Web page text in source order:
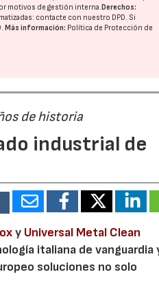
motivos de gestión interna. Derechos:
contacte con nuestro DPD. Si
. Más información: Política de Protección de
de historia
industrial de
y Universal Metal Clean
italiana de vanguardia
soluciones no solo